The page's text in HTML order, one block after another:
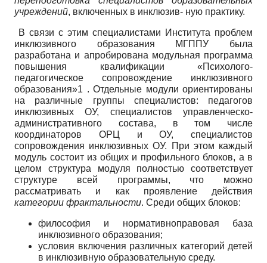
учреждений, включенных в инклюзив- ную практику.
В связи с этим специалистами Института проблем
инклюзивного образования МГППУ была
разработана и апробирована модульная программа
повышения квалификации «Психолого-
педагогическое сопровождение инклюзивного
образования»1 . Отдельные модули ориентированы
на различные группы специалистов: педагогов
инклюзивных ОУ, специалистов управленческо-
административного состава, в том числе
координаторов ОРЦ и ОУ, специалистов
сопровождения инклюзивных ОУ. При этом каждый
модуль состоит из общих и профильного блоков, а в
целом структура модуля полностью соответствует
структуре всей программы, что можно
рассматривать и как проявление действия
категории фрактальности. Среди общих блоков:
философия и нормативноправовая база
инклюзивного образования;
условия включения различных категорий детей
в инклюзивную образовательную среду.